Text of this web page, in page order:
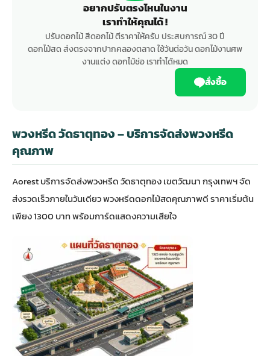
อยากปรับตรงไหนในงาน
เราทำให้คุณได้ !
ปรับดอกไม้ สีดอกไม้ ตีราคาให้ครับ ประสบการณ์ 30 ปี
ดอกไม้สด ส่งตรงจากปากคลองตลาด ใช้วันต่อวัน ดอกไม้งานศพ
งานแต่ง ดอกไม้ช่อ เราทำได้หมด
สั่งซื้อ
พวงหรีด วัดธาตุทอง – บริการจัดส่งพวงหรีด
คุณภาพ
Aorest บริการจัดส่งพวงหรีด วัดธาตุทอง เขตวัฒนา กรุงเทพฯ จัด
ส่งรวดเร็วภายในวันเดียว พวงหรีดดอกไม้สดคุณภาพดี ราคาเริ่มต้น
เพียง 1300 บาท พร้อมการ์ดแสดงความเสียใจ